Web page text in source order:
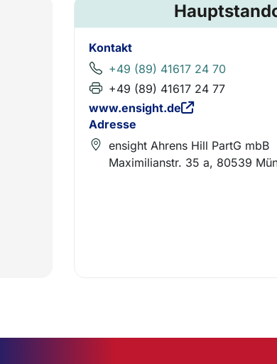
Kontakt
+49 (89) 41617 24 70
+49 (89) 41617 24 77
www.ensight.de
Adresse
ensight Ahrens Hill PartG mbB
Maximilianstr. 35 a, 80539